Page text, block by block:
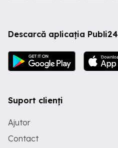
Descarcă aplicația Publi24
Suport clienți
Ajutor
Contact